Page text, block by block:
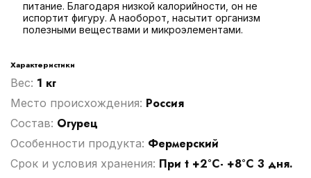
питание. Благодаря низкой калорийности, он не
испортит фигуру. А наоборот, насытит организм
полезными веществами и микроэлементами.
Характеристики
Вес: 1 кг
Место происхождения: Россия
Cостав: Огурец
Особенности продукта: Фермерский
Срок и условия хранения: При t +2°С- +8°С 3 дня.